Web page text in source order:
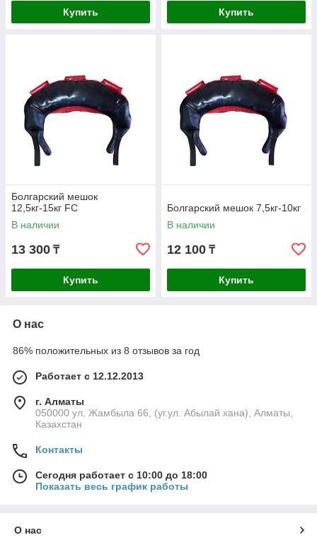
Купить Купить
Болгарский мешок
12,5кг-15кг FC
В наличии
13 300 ₸
Купить
Болгарский мешок 7,5кг-10кг
В наличии
12 100 ₸
Купить
О нас
86% положительных из 8 отзывов за год
Работает с 12.12.2013
г. Алматы
050000 ул. Жамбыла 66, (уг.ул. Абылай хана), Алматы,
Казахстан
Контакты
Сегодня работает с 10:00 до 18:00
Показать весь график работы
О нас